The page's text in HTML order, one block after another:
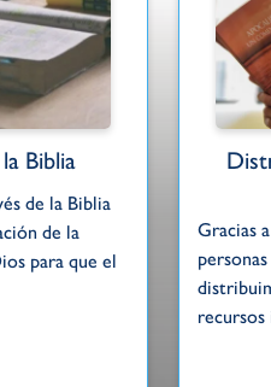
Biblia
de la Biblia
de la
para que el
Gracias
recursos